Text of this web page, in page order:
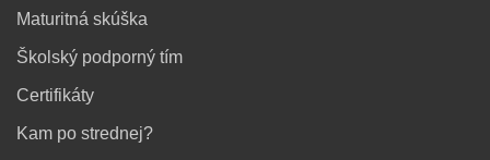
Maturitná skúška
Školský podporný tím
Certifikáty
Kam po strednej?